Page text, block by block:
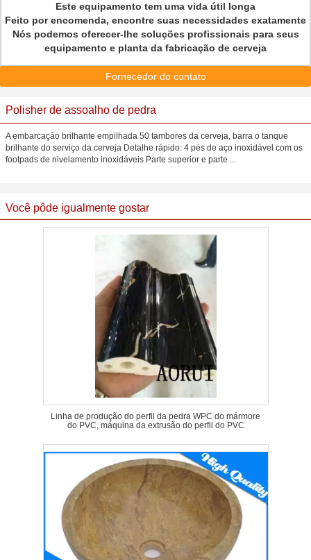
Este equipamento tem uma vida útil longa
Feito por encomenda, encontre suas necessidades exatamente
Nós podemos oferecer-lhe soluções profissionais para seus
equipamento e planta da fabricação de cerveja
Fornecedor do contato
Polisher de assoalho de pedra
A embarcação brilhante empilhada 50 tambores da cerveja, barra o tanque
brilhante do serviço da cerveja Detalhe rápido: 4 pés de aço inoxidável com os
footpads de nivelamento inoxidáveis Parte superior e parte ...
Você pôde igualmente gostar
Linha de produção do perfil da pedra WPC do mármore
do PVC, máquina da extrusão do perfil do PVC